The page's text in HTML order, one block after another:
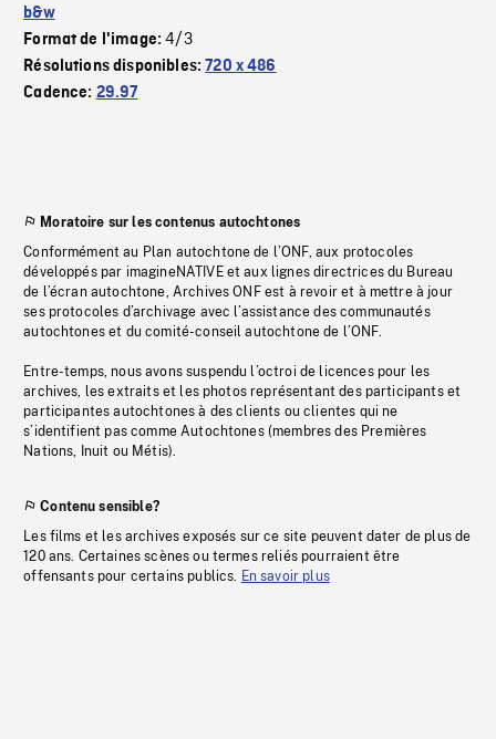
b&w
Format de l'image:4/3
Résolutions disponibles:720 x 486
Cadence: 29.97
Moratoire sur les contenus autochtones
Conformément au Plan autochtone de l’ONF, aux protocoles
développés par imagineNATIVE et aux lignes directrices du Bureau
de l’écran autochtone, Archives ONF est à revoir et à mettre à jour
ses protocoles d’archivage avec l’assistance des communautés
autochtones et du comité-conseil autochtone de l’ONF.
Entre-temps, nous avons suspendu l’octroi de licences pour les
archives, les extraits et les photos représentant des participants et
participantes autochtones à des clients ou clientes qui ne
s’identifient pas comme Autochtones (membres des Premières
Nations, Inuit ou Métis).
Contenu sensible?
Les films et les archives exposés sur ce site peuvent dater de plus de
120 ans. Certaines scènes ou termes reliés pourraient être
offensants pour certains publics. En savoir plus